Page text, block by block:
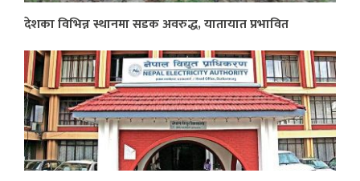
देशका विभिन्न स्थानमा सडक अवरुद्ध, यातायात प्रभावित